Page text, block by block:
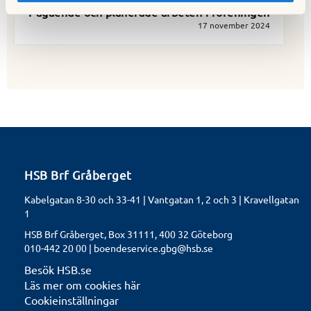
Pågående och planerade arbeten i föreningen
17 november 2024
HSB Brf Gråberget
Kabelgatan 8-30 och 33-41 | Vantgatan 1, 2 och 3 | Kravellgatan
1
HSB Brf Gråberget, Box 31111, 400 32 Göteborg
010-442 20 00 | boendeservice.gbg@hsb.se
Besök HSB.se
Läs mer om cookies här
Cookieinställningar